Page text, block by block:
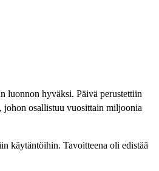
luonnon hyväksi. Päivä perustettiin
johon osallistuu vuosittain miljoonia
käytäntöihin. Tavoitteena oli edistää